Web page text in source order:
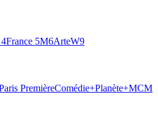
France 5M6ArteW9
PremièreComédie+Planète+MCM